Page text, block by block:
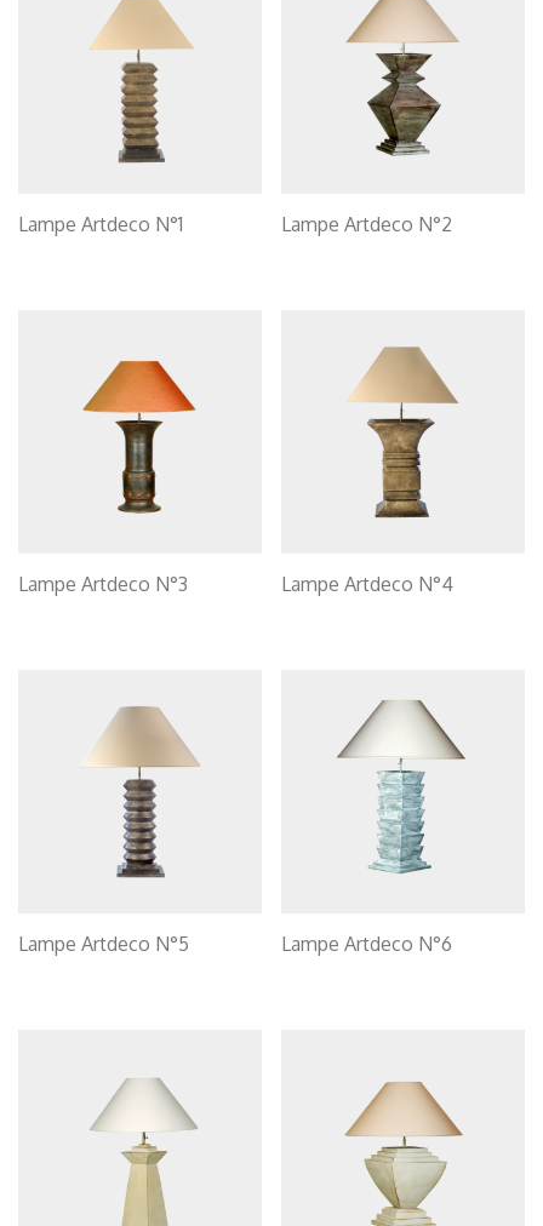
Lampe Artdeco N°1 Lampe Artdeco N°2
Lampe Artdeco N°3 Lampe Artdeco N°4
Lampe Artdeco N°5 Lampe Artdeco N°6